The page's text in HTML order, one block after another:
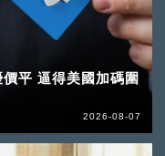
平 逼得美國加碼圍
2026-08-07